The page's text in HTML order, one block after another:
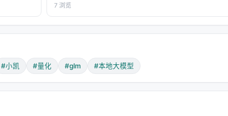
，而是开始。
量化 #GLM #本地大模型
Models in Commonsense Reasoning** **…
7 浏览
#小凯 #量化 #glm #本地大模型